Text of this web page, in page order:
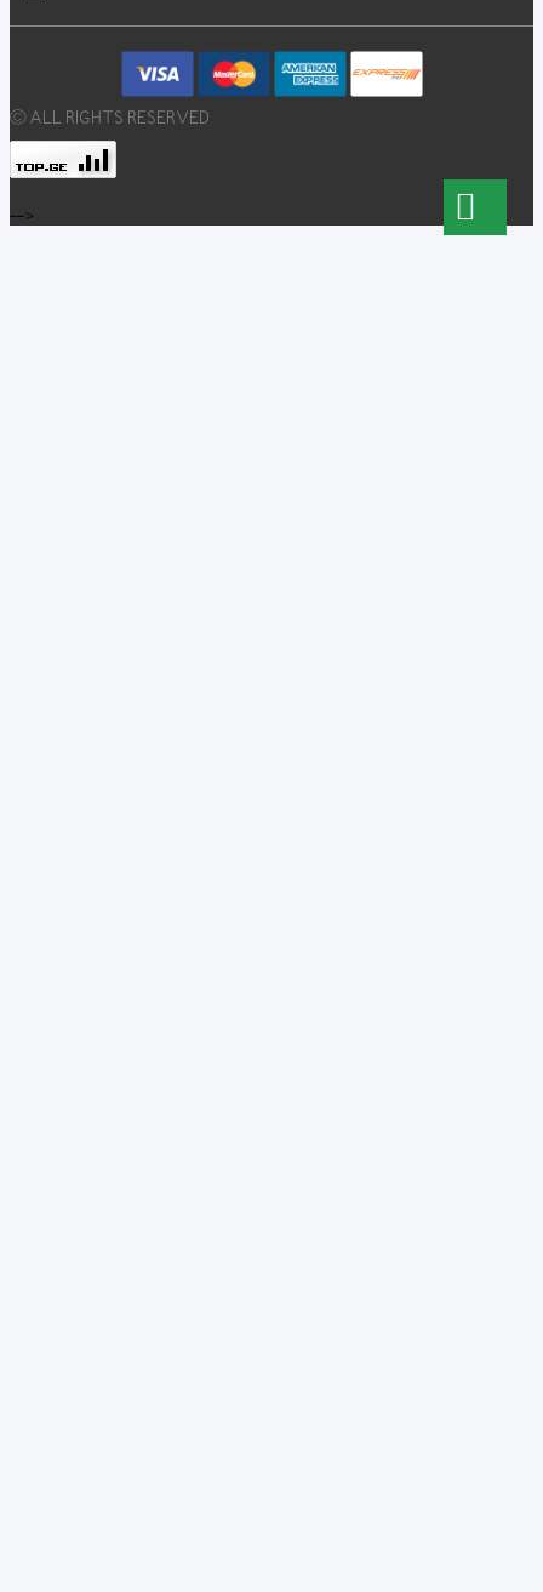
© ALL RIGHTS RESERVED
-->